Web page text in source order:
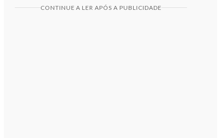
CONTINUE A LER APÓS A PUBLICIDADE